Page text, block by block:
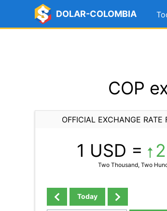
DOLAR-COLOMBIA
COP
OFFICIAL EXCHANGE
1 USD =
Two Thousand, Two
Today